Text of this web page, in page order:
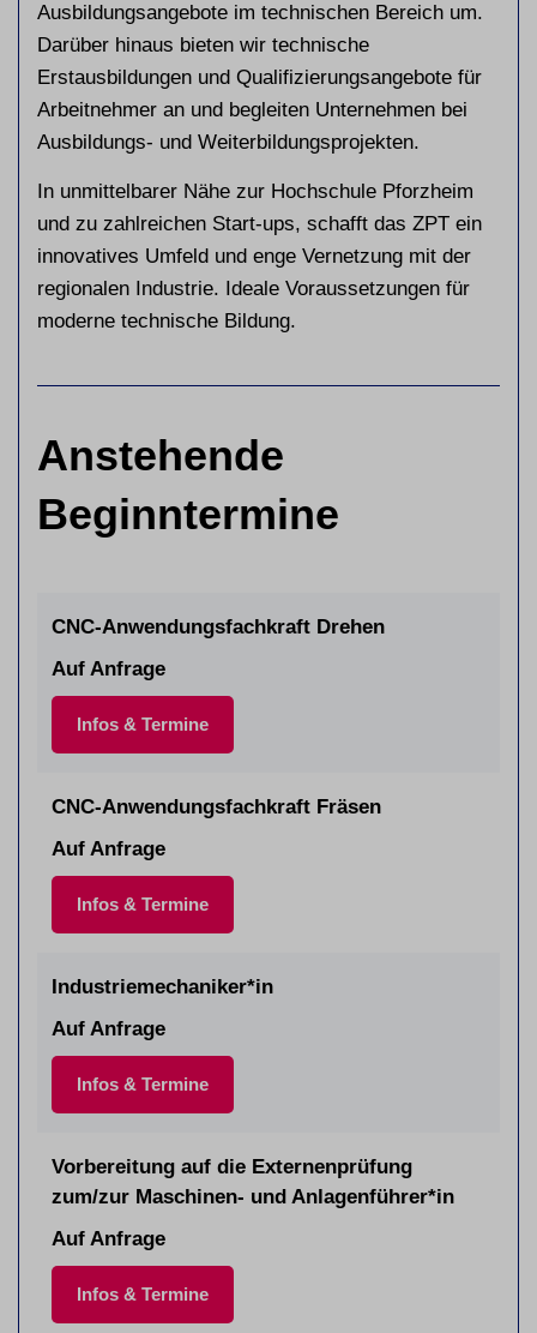
Ausbildungsangebote im technischen Bereich um.
Darüber hinaus bieten wir technische
Erstausbildungen und Qualifizierungsangebote für
Arbeitnehmer an und begleiten Unternehmen bei
Ausbildungs- und Weiterbildungsprojekten.
In unmittelbarer Nähe zur Hochschule Pforzheim
und zu zahlreichen Start-ups, schafft das ZPT ein
innovatives Umfeld und enge Vernetzung mit der
regionalen Industrie. Ideale Voraussetzungen für
moderne technische Bildung.
Anstehende
Beginntermine
CNC-Anwendungsfachkraft Drehen
Auf Anfrage
Infos & Termine
CNC-Anwendungsfachkraft Fräsen
Auf Anfrage
Infos & Termine
Industriemechaniker*in
Auf Anfrage
Infos & Termine
Vorbereitung auf die Externenprüfung
zum/zur Maschinen- und Anlagenführer*in
Auf Anfrage
Infos & Termine